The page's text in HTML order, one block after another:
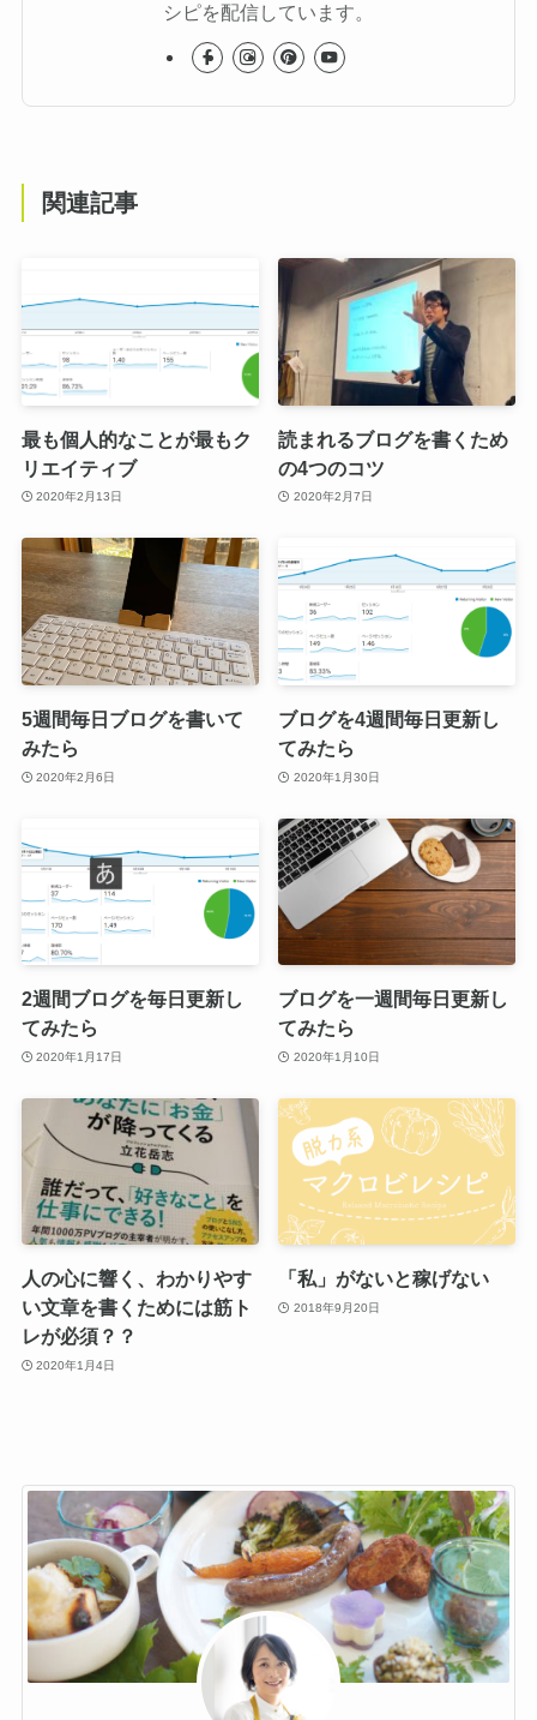
シピを配信しています。
関連記事
最も個人的なことが最もク
リエイティブ
2020年2月13日
読まれるブログを書くため
の4つのコツ
2020年2月7日
5週間毎日ブログを書いて
みたら
2020年2月6日
ブログを4週間毎日更新し
てみたら
2020年1月30日
2週間ブログを毎日更新し
てみたら
2020年1月17日
ブログを一週間毎日更新し
てみたら
2020年1月10日
人の心に響く、わかりやす
い文章を書くためには筋ト
レが必須？？
2020年1月4日
「私」がないと稼げない
2018年9月20日